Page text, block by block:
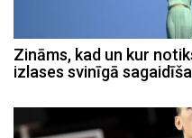
Zināms, kad un kur
izlases svinīgā